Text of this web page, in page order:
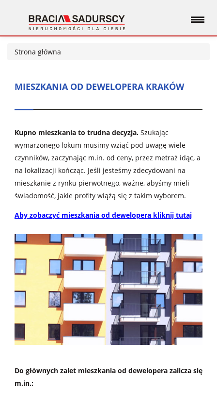
Strona główna
MIESZKANIA OD DEWELOPERA KRAKÓW
Kupno mieszkania to trudna decyzja. Szukając
wymarzonego lokum musimy wziąć pod uwagę wiele
czynników, zaczynając m.in. od ceny, przez metraż idąc, a
na lokalizacji kończąc. Jeśli jesteśmy zdecydowani na
mieszkanie z rynku pierwotnego, ważne, abyśmy mieli
świadomość, jakie profity wiążą się z takim wyborem.
Aby zobaczyć mieszkania od dewelopera kliknij tutaj
Do głównych zalet mieszkania od dewelopera zalicza się
m.in.: